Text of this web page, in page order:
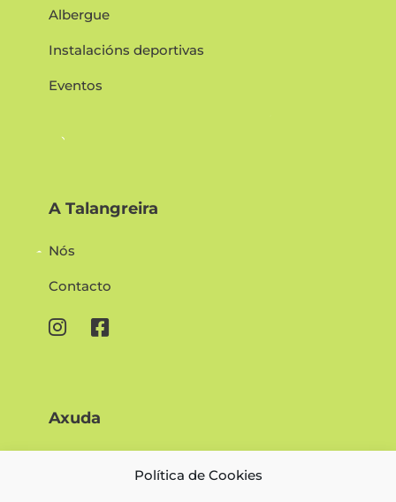
Política de Cookies
Albergue
Instalacións deportivas
Eventos
A Talangreira
Nós
Contacto
 
Axuda